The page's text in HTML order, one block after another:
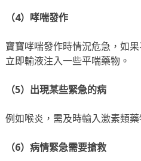
（4）哮喘發作
寶寶哮喘發作時情況危急，如
立即輸液注入一些平喘藥物。
（5）出現某些緊急的病
例如喉炎，需及時輸入激素類
（6）病情緊急需要搶救